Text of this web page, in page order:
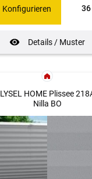
36
Details / Muster
Konfigurieren
LYSEL HOME Plissee
Nilla BO